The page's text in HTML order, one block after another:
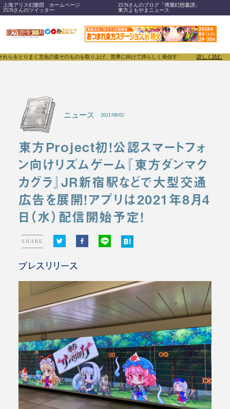
上海アリス幻樂団 ホームページ
ZUNさんのブログ「博麗幻想書譜」
ZUNさんのツイッター
東方よもやまニュース
の姿そのものを取り上げ、世界に向けて誇らしく発信することで、東方Projectのみならず「
詳しく読む
ニュース 2021/08/02
東方Project初！公認スマートフォ
ン向けリズムゲーム『東方ダンマク
カグラ』JR新宿駅などで大型交通
広告を展開！アプリは2021年8月4
日（水）配信開始予定！
SHARE
プレスリリース